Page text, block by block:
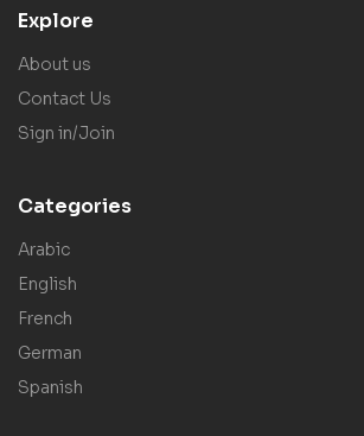
Explore
About us
Contact Us
Sign in/Join
Categories
Arabic
English
French
German
Spanish